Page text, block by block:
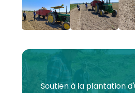
Soutien à la plantation